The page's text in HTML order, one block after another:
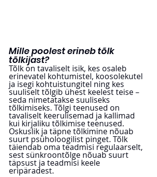
Mille poolest erineb tõlk
tõlkijast?
Tõlk on tavaliselt isik, kes osaleb
erinevatel kohtumistel, koosolekutel
ja isegi kohtuistungitel ning kes
suuliselt tõlgib ühest keelest teise –
seda nimetatakse suuliseks
tõlkimiseks. Tõlgi teenused on
tavaliselt keerulisemad ja kallimad
kui kirjaliku tõlkimise teenused.
Oskuslik ja täpne tõlkimine nõuab
suurt psüholoogilist pinget. Tõlk
täiendab oma teadmisi regulaarselt,
sest sünkroontõlge nõuab suurt
täpsust ja teadmisi keele
eripäradest.